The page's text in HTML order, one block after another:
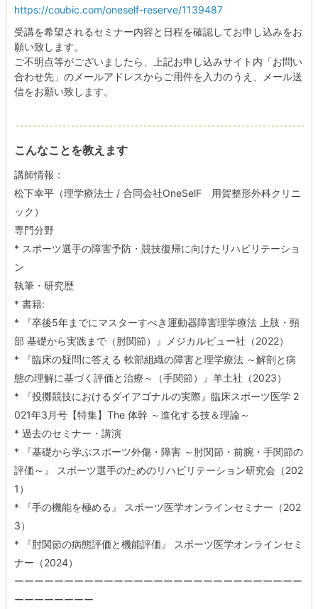
https://coubic.com/oneself-reserve/1139487
受講を希望されるセミナー内容と日程を確認してお申し込みをお
願い致します。
ご不明点等がございましたら、上記お申し込みサイト内「お問い
合わせ先」のメールアドレスからご用件を入力のうえ、メール送
信をお願い致します。
こんなことを教えます
講師情報：
松下幸平（理学療法士 / 合同会社OneSelF 用賀整形外科クリニ
ック）
専門分野
* スポーツ選手の障害予防・競技復帰に向けたリハビリテーショ
ン
執筆・研究歴
* 書籍:
* 『卒後5年までにマスターすべき運動器障害理学療法 上肢・頸
部 基礎から実践まで（肘関節）』メジカルビュー社（2022）
* 『臨床の疑問に答える 軟部組織の障害と理学療法 ～解剖と病
態の理解に基づく評価と治療～（手関節）』羊土社（2023）
* 『投擲競技におけるダイアゴナルの実際』臨床スポーツ医学 2
021年3月号【特集】The 体幹 ～進化する技＆理論～
* 過去のセミナー・講演
* 『基礎から学ぶスポーツ外傷・障害 ～肘関節・前腕・手関節の
評価～』 スポーツ選手のためのリハビリテーション研究会（202
1）
* 『手の機能を極める』 スポーツ医学オンラインセミナー（202
3）
* 『肘関節の病態評価と機能評価』 スポーツ医学オンラインセミ
ナー（2024）
ーーーーーーーーーーーーーーーーーーーーーーーーーーーーー
ーーーーーーーー